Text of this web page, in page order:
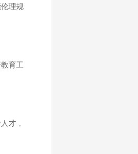
理规
育工
才，